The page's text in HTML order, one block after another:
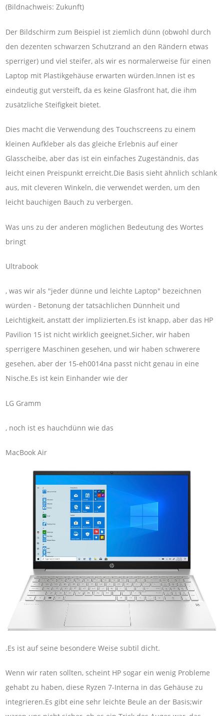
(Bildnachweis: Zukunft)
Der Bildschirm zum Beispiel ist ziemlich dünn (obwohl durch
den dezenten schwarzen Schutzrand an den Rändern etwas
sperriger) und viel steifer, als wir es normalerweise für einen
Laptop mit Plastikgehäuse erwarten würden.Innen ist es
eindeutig gut versteift, da es keine Glasfront hat, die ihm
zusätzliche Steifigkeit bietet.
Dies macht die Verwendung des Touchscreens zu einem
kleinen Aufkleber als das gleiche Erlebnis auf einer
Glasscheibe, aber das ist ein einfaches Zugeständnis, das
leicht einen Preispunkt erreicht.Die Basis sieht ähnlich schlank
aus, mit cleveren Winkeln, die verwendet werden, um den
leicht bauchigen Bauch zu verbergen.
Was uns zu der anderen möglichen Bedeutung des Wortes
bringt
Ultrabook
, was wir als "jeder dünne und leichte Laptop" bezeichnen
würden - Betonung der tatsächlichen Dünnheit und
Leichtigkeit, anstatt der implizierten.Es ist knapp, aber das HP
Pavilion 15 ist nicht wirklich geeignet.Sicher, wir haben
sperrigere Maschinen gesehen, und wir haben schwerere
gesehen, aber der 15-eh0014na passt nicht genau in eine
Nische.Es ist kein Einhander wie der
LG Gramm
, noch ist es hauchdünn wie das
MacBook Air
.Es ist auf seine besondere Weise subtil dicht.
Wenn wir raten sollten, scheint HP sogar ein wenig Probleme
gehabt zu haben, diese Ryzen 7-Interna in das Gehäuse zu
integrieren.Es gibt eine sehr leichte Beule an der Basis;wir